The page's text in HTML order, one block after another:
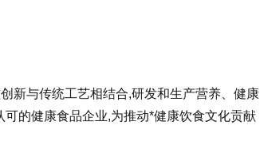
新与传统工艺相结合,研发和生产营养、健康
的健康食品企业,为推动*健康饮食文化贡献